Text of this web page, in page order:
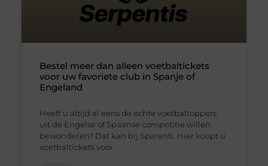
Bestel meer dan alleen voetbaltickets
voor uw favoriete club in Spanje of
Engeland
Heeft u altijd al eens de echte voetbaltoppers
uit de Engelse of Spaanse competitie willen
bewonderen? Dat kan bij Sparenti. Hier koopt u
voetbaltickets voor